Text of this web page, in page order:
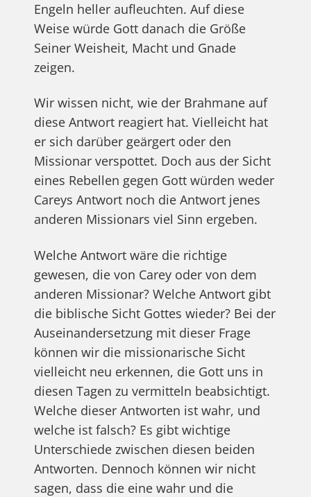
Engeln heller aufleuchten. Auf diese
Weise würde Gott danach die Größe
Seiner Weisheit, Macht und Gnade
zeigen.
Wir wissen nicht, wie der Brahmane auf
diese Antwort reagiert hat. Vielleicht hat
er sich darüber geärgert oder den
Missionar verspottet. Doch aus der Sicht
eines Rebellen gegen Gott würden weder
Careys Antwort noch die Antwort jenes
anderen Missionars viel Sinn ergeben.
Welche Antwort wäre die richtige
gewesen, die von Carey oder von dem
anderen Missionar? Welche Antwort gibt
die biblische Sicht Gottes wieder? Bei der
Auseinandersetzung mit dieser Frage
können wir die missionarische Sicht
vielleicht neu erkennen, die Gott uns in
diesen Tagen zu vermitteln beabsichtigt.
Welche dieser Antworten ist wahr, und
welche ist falsch? Es gibt wichtige
Unterschiede zwischen diesen beiden
Antworten. Dennoch können wir nicht
sagen, dass die eine wahr und die